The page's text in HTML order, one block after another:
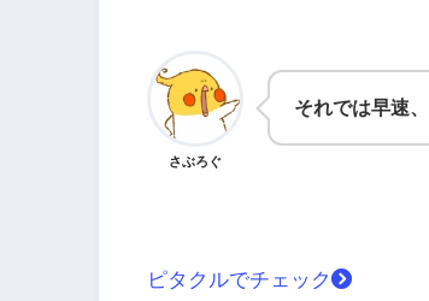
さぶろぐ
それでは早速、
ピタクルでチェック